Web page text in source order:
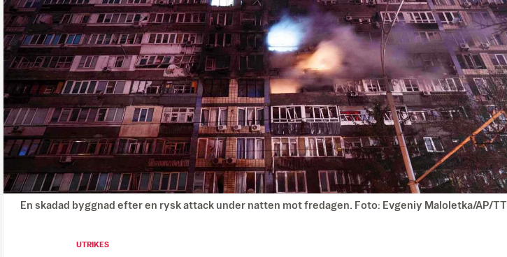
En skadad byggnad efter en rysk attack under natten mot fredagen. Foto: Evgeniy Maloletka/AP/TT
UTRIKES